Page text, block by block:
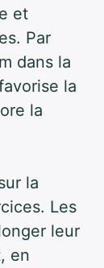
et
Par
dans la
la
la
la
Les
leur
en